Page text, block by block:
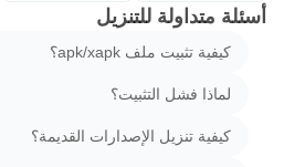
أسئلة متداولة للتنزيل
كيفية تثبيت ملف apk/xapk؟
لماذا فشل التثبيت؟
كيفية تنزيل الإصدارات القديمة؟